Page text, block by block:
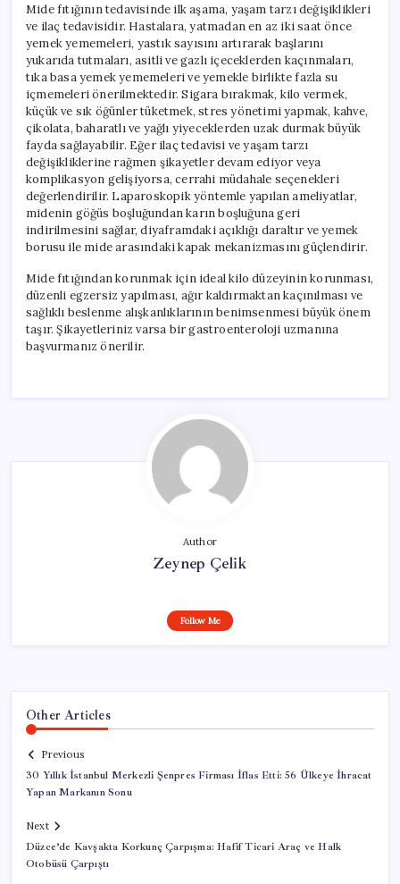
Mide fıtığının tedavisinde ilk aşama, yaşam tarzı değişiklikleri
ve ilaç tedavisidir. Hastalara, yatmadan en az iki saat önce
yemek yememeleri, yastık sayısını artırarak başlarını
yukarıda tutmaları, asitli ve gazlı içeceklerden kaçınmaları,
tıka basa yemek yememeleri ve yemekle birlikte fazla su
içmemeleri önerilmektedir. Sigara bırakmak, kilo vermek,
küçük ve sık öğünler tüketmek, stres yönetimi yapmak, kahve,
çikolata, baharatlı ve yağlı yiyeceklerden uzak durmak büyük
fayda sağlayabilir. Eğer ilaç tedavisi ve yaşam tarzı
değişikliklerine rağmen şikayetler devam ediyor veya
komplikasyon gelişiyorsa, cerrahi müdahale seçenekleri
değerlendirilir. Laparoskopik yöntemle yapılan ameliyatlar,
midenin göğüs boşluğundan karın boşluğuna geri
indirilmesini sağlar, diyaframdaki açıklığı daraltır ve yemek
borusu ile mide arasındaki kapak mekanizmasını güçlendirir.
Mide fıtığından korunmak için ideal kilo düzeyinin korunması,
düzenli egzersiz yapılması, ağır kaldırmaktan kaçınılması ve
sağlıklı beslenme alışkanlıklarının benimsenmesi büyük önem
taşır. Şikayetleriniz varsa bir gastroenteroloji uzmanına
başvurmanız önerilir.
Author
Zeynep Çelik
Follow Me
Other Articles
Previous
30 Yıllık İstanbul Merkezli Şenpres Firması İflas Etti: 56 Ülkeye İhracat
Yapan Markanın Sonu
Next
Düzce’de Kavşakta Korkunç Çarpışma: Hafif Ticari Araç ve Halk
Otobüsü Çarpıştı